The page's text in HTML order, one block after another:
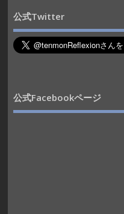
公式Twitter
公式Facebookページ